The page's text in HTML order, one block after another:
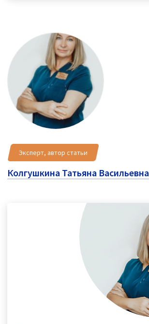
Эксперт, автор статьи
Колгушкина Татьяна Васильевна